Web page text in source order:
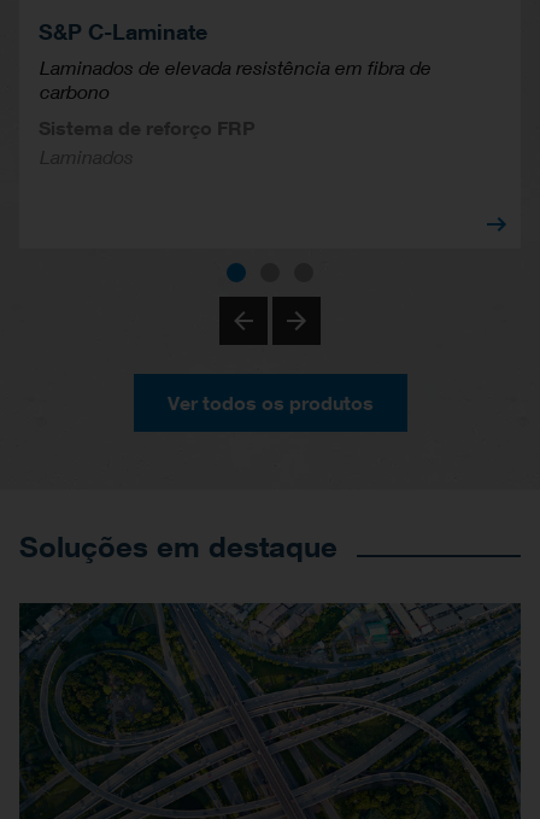
S&P C-Laminate
Laminados de elevada resistência em fibra de
carbono
Sistema de reforço FRP
Laminados
Ver todos os produtos
Soluções em destaque